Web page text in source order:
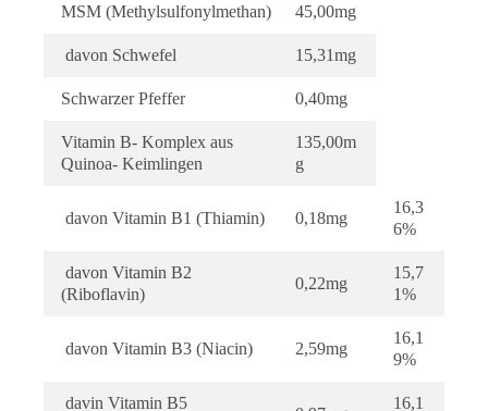
MSM (Methylsulfonylmethan) 45,00mg
davon Schwefel 15,31mg
Schwarzer Pfeffer 0,40mg
Vitamin B- Komplex aus
Quinoa- Keimlingen
135,00m
g
davon Vitamin B1 (Thiamin) 0,18mg
16,3
6%
davon Vitamin B2
(Riboflavin)
0,22mg
15,7
1%
davon Vitamin B3 (Niacin) 2,59mg
16,1
9%
davin Vitamin B5
16,1